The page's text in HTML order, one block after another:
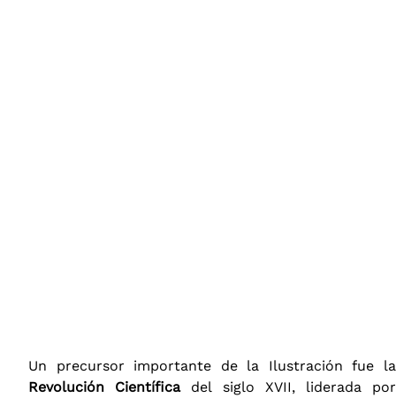
Un precursor importante de la Ilustración fue la
Revolución Científicadel siglo XVII, liderada por